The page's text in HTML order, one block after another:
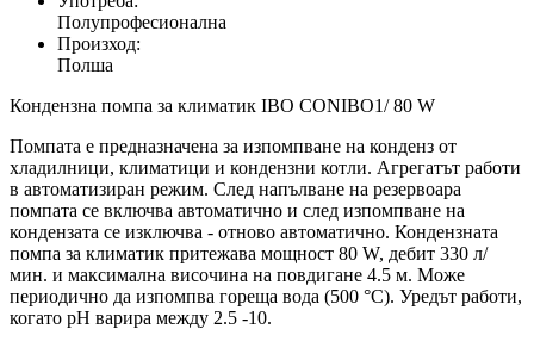
Полупрофесионална
Произход:
Полша
Кондензна помпа за климатик IBO CONIBO1/ 80 W
Помпата е предназначена за изпомпване на конденз от
хладилници, климатици и кондензни котли. Агрегатът работи
в автоматизиран режим. След напълване на резервоара
помпата се включва автоматично и след изпомпване на
кондензата се изключва - отново автоматично. Кондензната
помпа за климатик притежава мощност 80 W, дебит 330 л/
мин. и максимална височина на повдигане 4.5 м. Може
периодично да изпомпва гореща вода (500 °C). Уредът работи,
когато pH варира между 2.5 -10.